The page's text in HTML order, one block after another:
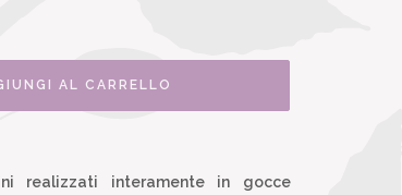
AL CARRELLO
realizzati interamente in gocce